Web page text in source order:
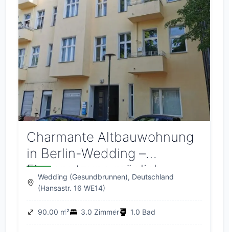
Charmante Altbauwohnung
in Berlin-Wedding –
Eigennutzung möglich
Wedding (Gesundbrunnen), Deutschland
(Hansastr. 16 WE14)
90.00 m² 3.0 Zimmer 1.0 Bad